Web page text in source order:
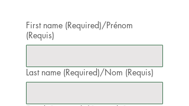
First name (Required)/Prénom
(Requis)
Last name (Required)/Nom (Requis)